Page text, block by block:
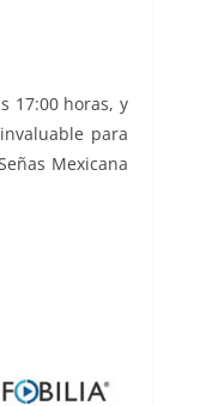
17:00 horas, y
para
Mexicana